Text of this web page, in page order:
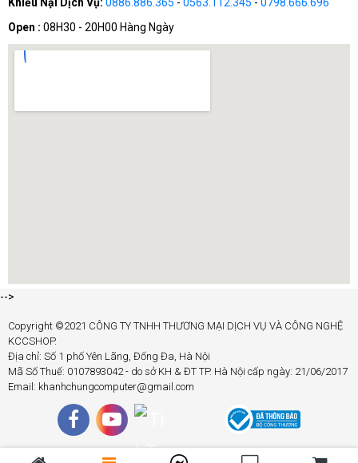
Open : 08H30 - 20H00 Hàng Ngày
-->
Copyright ©2021 CÔNG TY TNHH THƯƠNG MẠI DỊCH VỤ VÀ CÔNG NGHỆ
KCCSHOP.
Địa chỉ: Số 1 phố Yên Lãng, Đống Đa, Hà Nội
Mã Số Thuế: 0107893042 - do sở KH & ĐT TP. Hà Nội cấp ngày: 21/06/2017
Email: khanhchungcomputer@gmail.com